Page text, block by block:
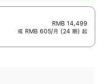
RMB 14,499
或 RMB 605/月 (24 期) 起